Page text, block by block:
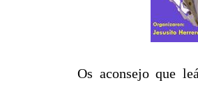
Os aconsejo que